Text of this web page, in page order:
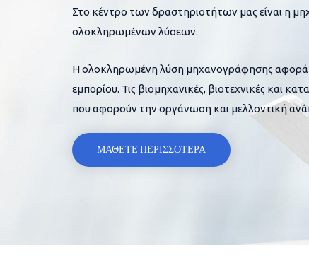
Στο κέντρο των δραστηριοτήτων μας είναι η
ολοκληρωμένων λύσεων.
Η ολοκληρωμένη λύση μηχανογράφησης αφορά
εμπορίου. Τις βιομηχανικές, βιοτεχνικές και
που αφορούν την οργάνωση και μελλοντική
ΜΑΘΕΤΕ ΠΕΡΙΣΣΟΤΕΡΑ